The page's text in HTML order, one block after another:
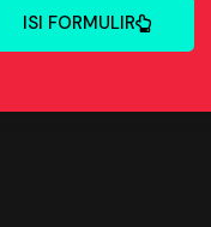
ISI FORMULIR